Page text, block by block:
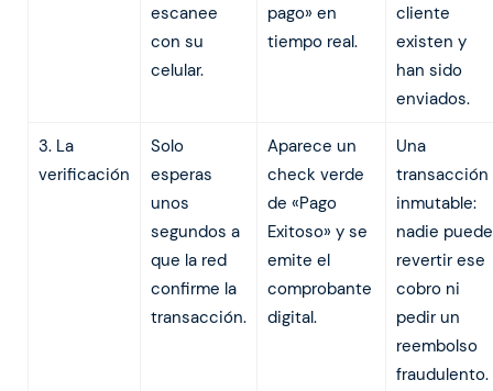
escanee
con su
celular.
pago» en
tiempo real.
cliente
existen y
han sido
enviados.
3. La
verificación
Solo
esperas
unos
segundos a
que la red
confirme la
transacción.
Aparece un
check verde
de «Pago
Exitoso» y se
emite el
comprobante
digital.
Una
transacción
inmutable:
nadie puede
revertir ese
cobro ni
pedir un
reembolso
fraudulento.